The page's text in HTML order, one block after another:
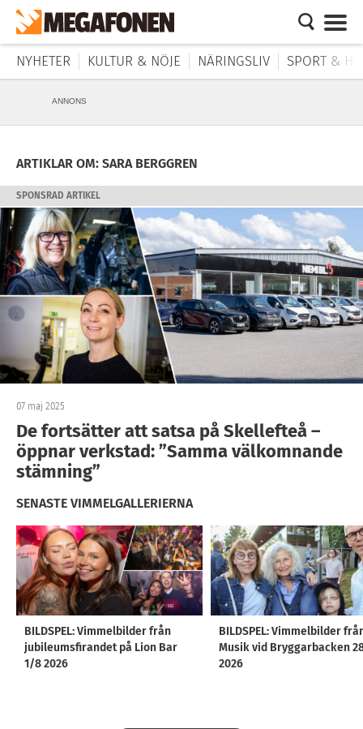
NYHETER KULTUR & NÖJE NÄRINGSLIV SPORT &
ANNONS
ARTIKLAR OM: SARA BERGGREN
SPONSRAD ARTIKEL
07 maj 2025
De fortsätter att satsa på Skellefteå –
öppnar verkstad: ”Samma välkomnande
stämning”
SENASTE VIMMELGALLERIERNA
BILDSPEL: Vimmelbilder från
jubileumsfirandet på Lion Bar
1/8 2026
BILDSPEL: Vimmelbilder
Musik vid Bryggarbacken
2026